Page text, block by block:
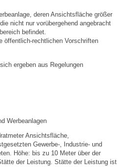
deren Ansichtsfläche größer
nicht nur vorübergehend angebracht
befindet.
öffentlich-rechtlichen Vorschriften
ergeben aus Regelungen
Werbeanlagen
Ansichtsfläche,
Gewerbe-, Industrie- und
Höhe: bis zu 10 Meter über der
der Leistung. Stätte der Leistung ist